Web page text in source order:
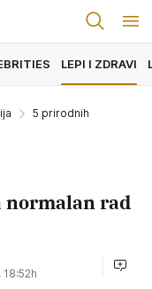
LEPI I ZDRAVI
5 prirodnih
rad